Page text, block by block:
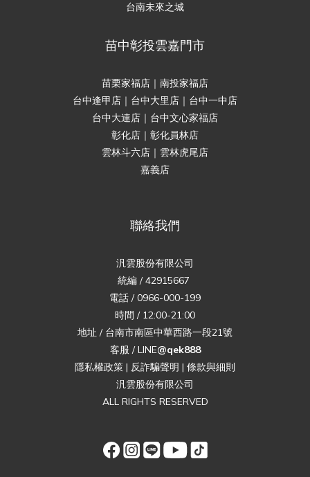
台南未來之城
苗中彰投雲嘉門市
苗栗家福店｜南投家福店
台中逢甲店｜台中大里店｜台中一中店
台中大連店｜台中文心家福店
彰化店｜彰化員林店
雲林斗六店｜雲林虎尾店
嘉義店
聯絡我們
汎雲股份有限公司
統編 / 42915667
電話 / 0966-000-199
時間 / 12:00-21:00
地址 / 台南市南區中華西路一段21號
客服 / LINE@qek888
隱私權政策 | 反詐騙聲明 | 條款與細則
汎雲股份有限公司
ALL RIGHTS RESERVED